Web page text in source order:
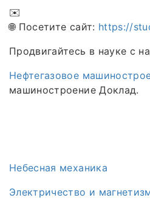
✉️
🌐 Посетите сайт: https://
Продвигайтесь в науке с
Нефтегазовое
машиностроение Доклад.
Небесная механика
Электричество и